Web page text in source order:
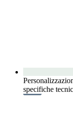
specifiche